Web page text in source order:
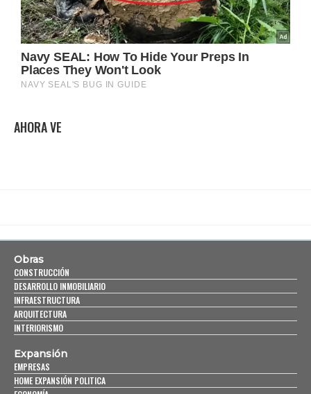
AHORA VE
Obras
CONSTRUCCIÓN
DESARROLLO INMOBILIARIO
INFRAESTRUCTURA
ARQUITECTURA
INTERIORISMO
Expansión
EMPRESAS
HOME EXPANSIÓN POLITICA